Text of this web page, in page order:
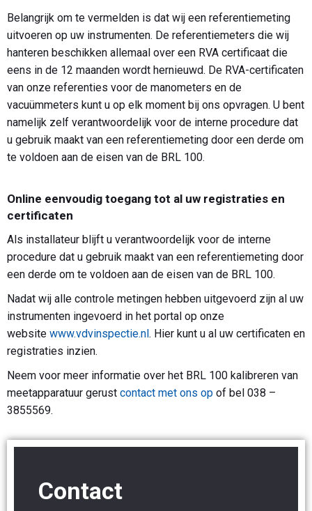
Belangrijk om te vermelden is dat wij een referentiemeting
uitvoeren op uw instrumenten. De referentiemeters die wij
hanteren beschikken allemaal over een RVA certificaat die
eens in de 12 maanden wordt hernieuwd. De RVA-certificaten
van onze referenties voor de manometers en de
vacuümmeters kunt u op elk moment bij ons opvragen. U bent
namelijk zelf verantwoordelijk voor de interne procedure dat
u gebruik maakt van een referentiemeting door een derde om
te voldoen aan de eisen van de BRL 100.
Online eenvoudig toegang tot al uw registraties en
certificaten
Als installateur blijft u verantwoordelijk voor de interne
procedure dat u gebruik maakt van een referentiemeting door
een derde om te voldoen aan de eisen van de BRL 100.
Nadat wij alle controle metingen hebben uitgevoerd zijn al uw
instrumenten ingevoerd in het portal op onze
website www.vdvinspectie.nl. Hier kunt u al uw certificaten en
registraties inzien.
Neem voor meer informatie over het BRL 100 kalibreren van
meetapparatuur gerust contact met ons op of bel 038 –
3855569.
Contact